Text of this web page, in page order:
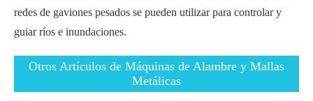
redes de gaviones pesados se pueden utilizar para controlar y
guiar ríos e inundaciones.
Otros Artículos de Máquinas de Alambre y Mallas
Metálicas